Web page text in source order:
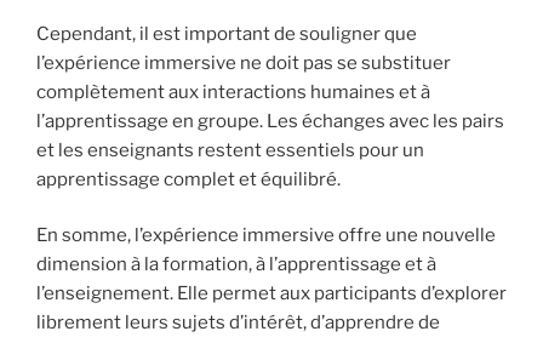
Cependant, il est important de souligner que
l’expérience immersive ne doit pas se substituer
complètement aux interactions humaines et à
l’apprentissage en groupe. Les échanges avec les pairs
et les enseignants restent essentiels pour un
apprentissage complet et équilibré.
En somme, l’expérience immersive offre une nouvelle
dimension à la formation, à l’apprentissage et à
l’enseignement. Elle permet aux participants d’explorer
librement leurs sujets d’intérêt, d’apprendre de